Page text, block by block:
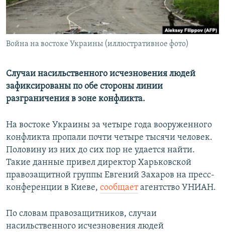
СОЦИАЛЬНЫЕ СЕТИ
Все сайты РСЕ/РС
Война на востоке Украины (иллюстративное фото)
Случаи насильственного исчезновения людей
зафиксированы по обе стороны линии
разграничения в зоне конфликта.
На востоке Украины за четыре года вооруженного
конфликта пропали почти четыре тысячи человек.
Половину из них до сих пор не удается найти.
Такие данные привел директор Харьковской
правозащитной группы Евгений Захаров на пресс-
конференции в Киеве, сообщаетагентство УНИАН.
По словам правозащитников, случаи
насильственного исчезновения людей